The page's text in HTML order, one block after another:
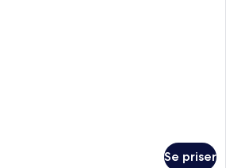
Se priser